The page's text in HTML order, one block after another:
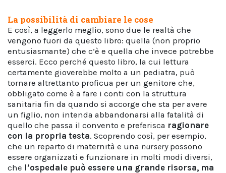
La possibilità di cambiare le cose
E così, a leggerlo meglio, sono due le realtà che
vengono fuori da questo libro: quella (non proprio
entusiasmante) che c’è e quella che invece potrebbe
esserci. Ecco perché questo libro, la cui lettura
certamente gioverebbe molto a un pediatra, può
tornare altrettanto proficua per un genitore che,
obbligato come è a fare i conti con la struttura
sanitaria fin da quando si accorge che sta per avere
un figlio, non intenda abbandonarsi alla fatalità di
quello che passa il convento e preferisca ragionare
con la propria testa. Scoprendo così, per esempio,
che un reparto di maternità e una nurserypossono
essere organizzati e funzionare in molti modi diversi,
che l’ospedale può essere una grande risorsa, ma